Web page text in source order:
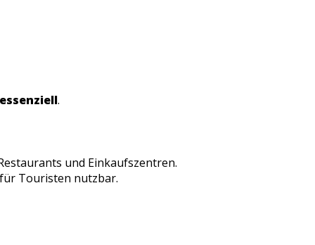
.
und Einkaufszentren.
Touristen nutzbar.